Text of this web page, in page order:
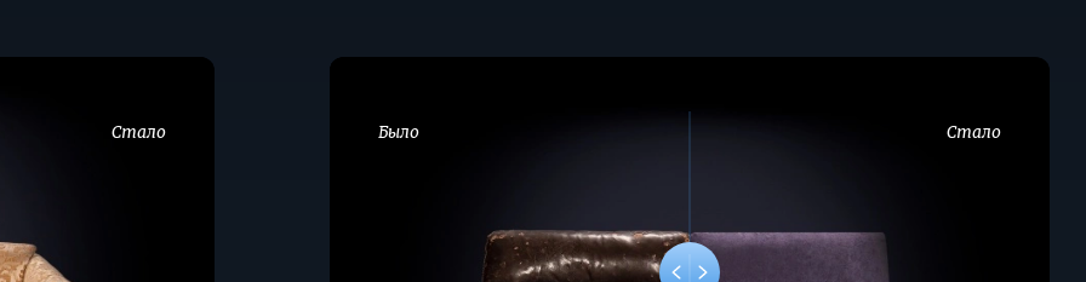
Стало
Перетяжка
дивана
Было Стало